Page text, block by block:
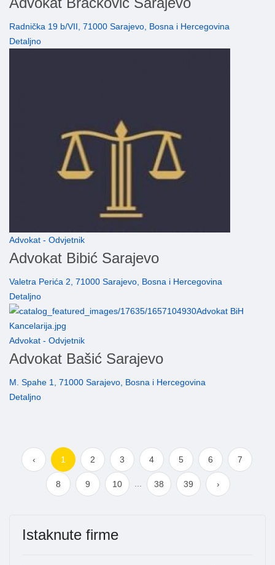
Radnička 19 b/VII, 71000 Sarajevo, Bosna i Hercegovina
Detaljno
Advokat - Odvjetnik
Advokat Bibić Sarajevo
Valetra Perića 2, 71000 Sarajevo, Bosna i Hercegovina
Detaljno
Advokat - Odvjetnik
Advokat Bašić Sarajevo
M. Spahe 1, 71000 Sarajevo, Bosna i Hercegovina
Detaljno
‹ 1 2 3 4 5 6 7
8 9 10 ... 38 39 ›
Istaknute firme